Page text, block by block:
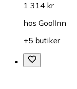
1 314 kr
hos GoalInn
+5 butiker